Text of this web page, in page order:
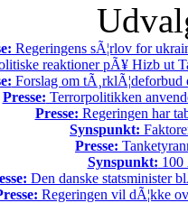
Regeringens sÃ¦rlov for
reaktioner pÃ¥ Hizb ut
Forslag om tÃ¸rklÃ¦deforbud
Presse: Terrorpolitikken
Presse: Regeringen har
Synspunkt:
Presse:
Synspunkt: 100
Den danske statsminister
Regeringen vil dÃ¦kke